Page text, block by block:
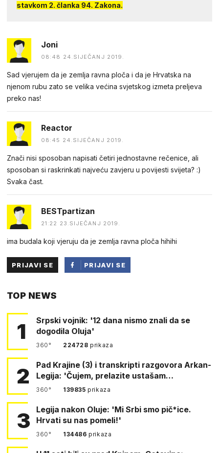
stavkom 2. članka 94. Zakona.
Joni
08:48 24.SIJEČANJ 2019.
Sad vjerujem da je zemlja ravna ploča i da je Hrvatska na
njenom rubu zato se velika većina svjetskog izmeta preljeva
preko nas!
Reactor
08:45 24.SIJEČANJ 2019.
Znači nisi sposoban napisati četiri jednostavne rečenice, ali
sposoban si raskrinkati najveću zavjeru u povijesti svijeta? :)
Svaka čast.
BESTpartizan
21:22 23.SIJEČANJ 2019.
ima budala koji vjeruju da je zemlja ravna ploča hihihi
PRIJAVI SE
PRIJAVI SE
TOP NEWS
1
Srpski vojnik: '12 dana nismo znali da se
dogodila Oluja'
360° 224728prikaza
2
Pad Krajine (3) i transkripti razgovora Arkan-
Legija: 'Čujem, prelazite ustašam…
360° 139835prikaza
3
Legija nakon Oluje: 'Mi Srbi smo pič*ice.
Hrvati su nas pomeli!'
360° 134486prikaza